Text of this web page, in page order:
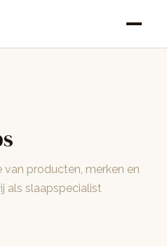
producten, merken en
als slaapspecialist